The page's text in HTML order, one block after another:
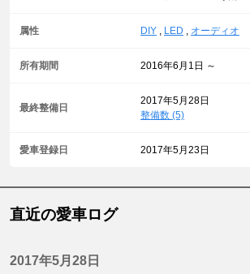
属性 DIY LED オーディオ
所有期間 2016年6月1日 ～
最終整備日
2017年5月28日
整備数 (5)
愛車登録日 2017年5月23日
直近の愛車ログ
2017年5月28日